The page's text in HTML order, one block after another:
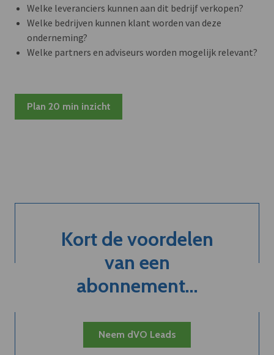
Welke leveranciers kunnen aan dit bedrijf verkopen?
Welke bedrijven kunnen klant worden van deze
onderneming?
Welke partners en adviseurs worden mogelijk relevant?
Plan 20 min inzicht
Kort de voordelen
van een
abonnement...
Neem dVO Leads